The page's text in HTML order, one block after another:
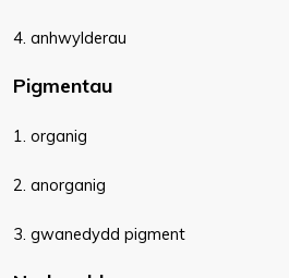
4. anhwylderau
Pigmentau
1. organig
2. anorganig
3. gwanedydd pigment